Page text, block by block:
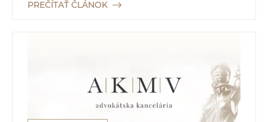
PREČÍTAŤ ČLÁNOK